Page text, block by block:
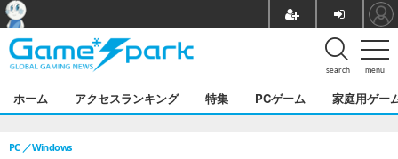
menu
search
ホーム アクセスランキング 特集 PCゲーム 家庭用ゲー
PC Windows